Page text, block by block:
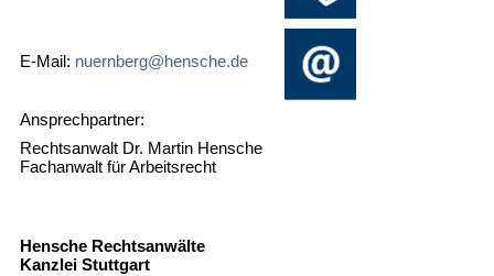
E-Mail: nuernberg@hensche.de
Ansprechpartner:
Rechtsanwalt Dr. Martin Hensche
Fachanwalt für Arbeitsrecht
Hensche Rechtsanwälte
Kanzlei Stuttgart